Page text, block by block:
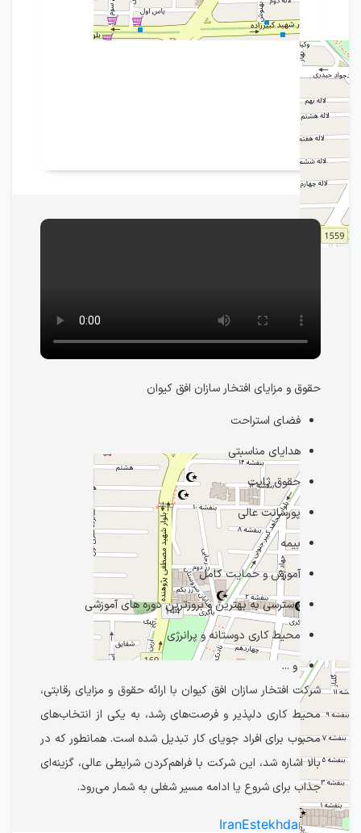
IranEstekhdam.ir
حقوق و مزایای افتخار سازان افق کیوان
فضای استراحت
هدایای مناسبتی
حقوق ثابت
پورسانت عالی
بیمه
آموزش و حمایت کامل
دسترسی به بهترین و‌ بروزترین دوره های آموزشی
محیط کاری دوستانه و پرانرژی
و ...
شرکت افتخار سازان افق کیوان با ارائه حقوق و مزایای رقابتی،
محیط کاری دلپذیر و فرصت‌های رشد، به یکی از انتخاب‌های
محبوب برای افراد جویای کار تبدیل شده است. همانطور که در
بالا اشاره شد، این شرکت با فراهم‌کردن شرایطی عالی، گزینه‌ای
جذاب برای شروع یا ادامه مسیر شغلی به شمار می‌رود.